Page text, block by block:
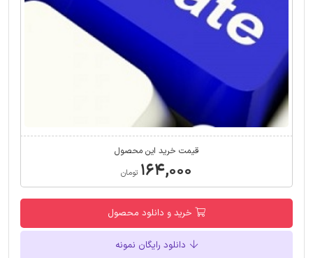
قیمت خرید این محصول
۱۶۴,۰۰۰ تومان
خرید و دانلود محصول
دانلود رایگان نمونه